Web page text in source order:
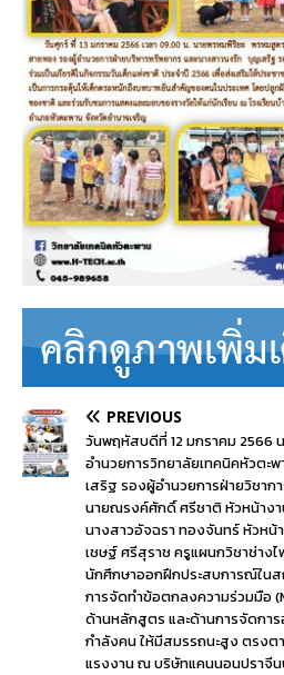
PREVIOUS
วันพฤหัสบดีที่ 12 มกราคม 2566
อำนวยการวิทยาลัยเทคนิคหัวต
เสริฐ รองผู้อำนวยการฝ่ายวิชาก
นายณรงค์ศักดิ์ ศรีชาติ หัวหน้างา
นางสาวอัจฉรา ทองจันทร์ หัวหน้
เชษฐ์ ศรีสุราช ครูแผนกวิชาช่าง
นักศึกษาออกฝึกประสบการณ์ในส
การจัดทำข้อตกลงความร่วมมือ
ด้านหลักสูตร และด้านการจัดกา
กำลังคน ให้มีสมรรถนะสูง ตรง
แรงงาน ณ บริษัทแคนนอนปราจีน